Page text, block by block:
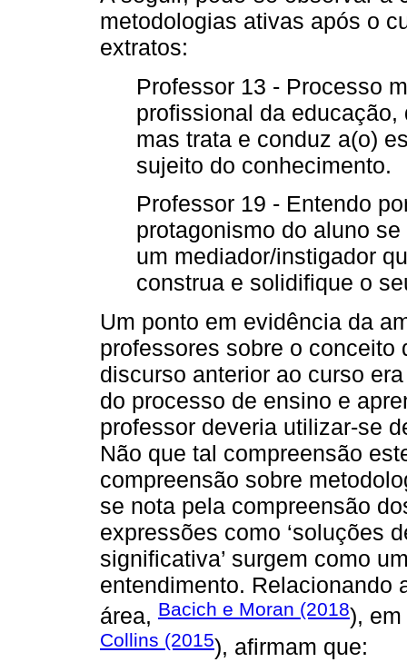
metodologias ativas após o
extratos:
Professor 13 - Processo
profissional da
mas trata e conduz a(o)
sujeito do conhecimento.
Professor 19 - Entendo
protagonismo do aluno
um mediador/instigador
construa e solidifique o
Um ponto em evidência da
professores sobre o
discurso anterior ao curso
do processo de ensino e
professor deveria utilizar-se
Não que tal compreensão
compreensão sobre
se nota pela compreensão
expressões como ‘soluções
significativa’ surgem como
entendimento. Relacionando
área, Bacich e Moran (2018),
Collins (2015), afirmam que: